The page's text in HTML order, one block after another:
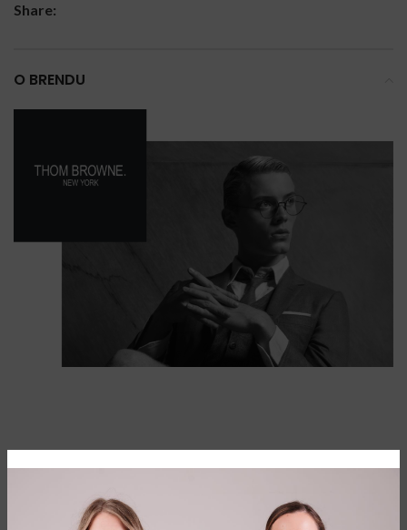
Share:
O BRENDU
OD ODELA DO NAOČARA ZA SUNCE
Priča o brendu Thom Browne počela je 2001. godine, kada je